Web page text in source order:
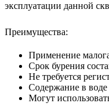
эксплуатации данной
Преимущества:
Применение
Срок бурения
Не требуется
Содержание в воде
Могут